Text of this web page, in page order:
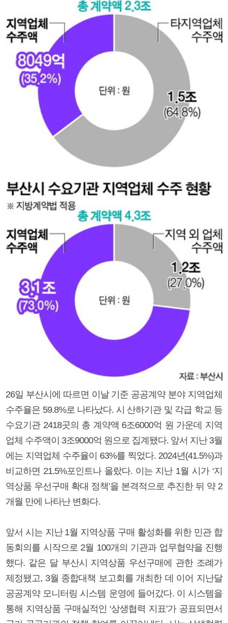
26일 부산시에 따르면 이날 기준 공공계약 분야 지역업체
수주율은 59.8%로 나타났다. 시 산하기관 및 각급 학교 등
수요기관 2418곳의 총 계약액 6조6000억 원 가운데 지역
업체 수주액이 3조9000억 원으로 집계됐다. 앞서 지난 3월
에는 지역업체 수주율이 63%를 찍었다. 2024년(41.5%)과
비교하면 21.5%포인트나 올랐다. 이는 지난 1월 시가 ‘지
역상품 우선구매 확대 정책’을 본격적으로 추진한 뒤 약 2
개월 만에 나타난 변화다.
앞서 시는 지난 1월 지역상품 구매 활성화를 위한 민관 합
동회의를 시작으로 2월 100개의 기관과 업무협약을 진행
했다. 같은 달 부산시 지역상품 우선구매에 관한 조례가
제정됐고, 3월 종합대책 보고회를 개최한 데 이어 지난달
공공계약 모니터링 시스템 운영에 들어갔다. 이 시스템을
통해 지역상품 구매실적인 ‘상생협력 지표’가 공표되면서